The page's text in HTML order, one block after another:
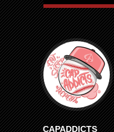
CAPADDICTS